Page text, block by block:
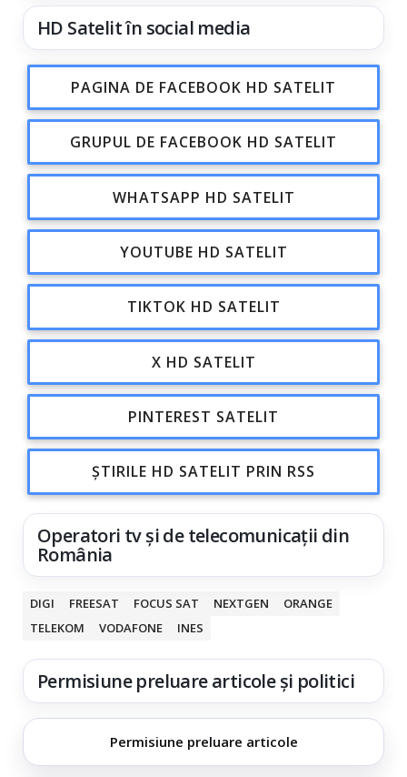
HD Satelit în social media
PAGINA DE FACEBOOK HD SATELIT
GRUPUL DE FACEBOOK HD SATELIT
WHATSAPP HD SATELIT
YOUTUBE HD SATELIT
TIKTOK HD SATELIT
X HD SATELIT
PINTEREST SATELIT
ȘTIRILE HD SATELIT PRIN RSS
Operatori tv și de telecomunicații din
România
DIGI FREESAT FOCUS SAT NEXTGEN
ORANGE
TELEKOM
VODAFONE INES
Permisiune preluare articole și politici
Permisiune preluare articole